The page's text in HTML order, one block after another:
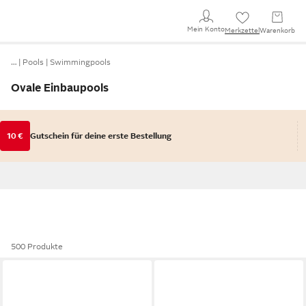
Mein KontoMerkzettel Warenkorb
… Pools Swimmingpools
Ovale Einbaupools
10 € Gutschein für deine erste Bestellung
500 Produkte